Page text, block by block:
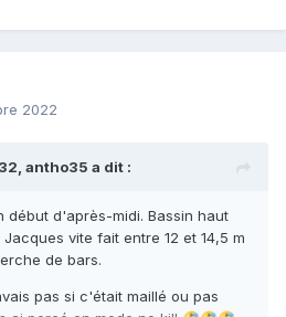
2022
antho35 a dit :
début d'après-midi. Bassin haut
vite fait entre 12 et 14,5 m
de bars.
pas si c'était maillé ou pas